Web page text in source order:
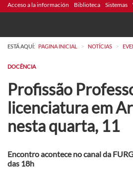
Acceso a la información Biblioteca Sistemas
ESTÁ AQUÍ: PAGINA INICIAL > NOTÍCIAS >
DOCÊNCIA
Profissão
licenciatura em
nesta quarta, 11
Encontro acontece no canal da
das 18h